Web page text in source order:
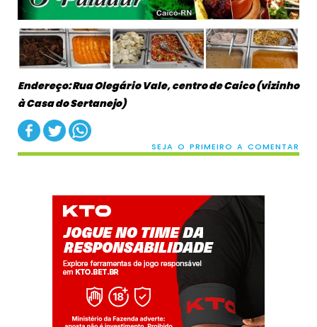
Endereço: Rua Olegário Vale, centro de Caico (vizinho
à Casa do Sertanejo)
SEJA O PRIMEIRO A COMENTAR